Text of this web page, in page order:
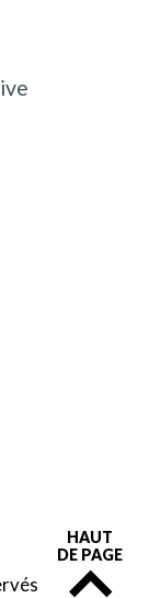
HAUT
DE PAGE